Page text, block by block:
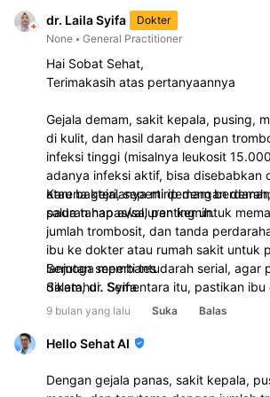
dr. Laila Syifa
Dokter
None
General Practitioner
Hai Sobat Sehat,
Terimakasih atas pertanyaannya
Gejala demam, sakit kepala, pusing,
di kulit, dan hasil darah dengan
infeksi tinggi (misalnya leukosit
adanya infeksi aktif, bisa disebabkan
atau bakteri, seperti demam
saluran napas/saluran kemih.
Karena gejalanya mirip dengan
pada tahap awal, penting untuk
jumlah trombosit, dan tanda
ibu ke dokter atau rumah sakit untuk
lanjutan seperti tes darah serial, agar
diketahui. Sementara itu, pastikan
banyak minum air putih, dan konsumsi
terutama obat yang bisa menurunkan
Semoga membantu
Salam, dr. Syifa
9 bulan yang lalu Suka Balas
Hello Sehat AI
Dengan gejala panas, sakit kepala,